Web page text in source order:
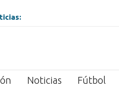
Noticias Fútbol